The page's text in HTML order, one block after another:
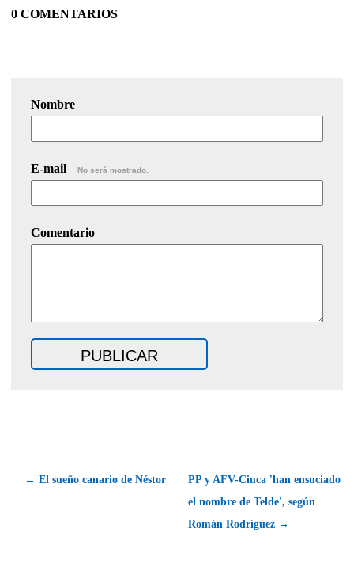
0 COMENTARIOS
Nombre
E-mail No será mostrado.
Comentario
← El sueño canario de Néstor
PP y AFV-Ciuca 'han ensuciado
el nombre de Telde', según
Román Rodríguez →